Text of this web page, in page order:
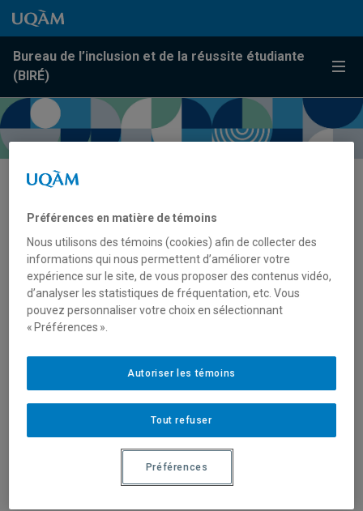
Passer au contenu
Accéder au menu principal
Accéder à la recherche
Passer au contenu
Accéder au menu principal
Bureau de l’inclusion et de la réussite étudiante
(BIRÉ)
Juridique
Retour à l’accueil du guide >
Préférences en matière de témoins
Nous utilisons des témoins (cookies) afin de collecter des
informations qui nous permettent d’améliorer votre
expérience sur le site, de vous proposer des contenus vidéo,
d’analyser les statistiques de fréquentation, etc. Vous
pouvez personnaliser votre choix en sélectionnant
« Préférences ».
Tout refuser
Autoriser les témoins
Préférences